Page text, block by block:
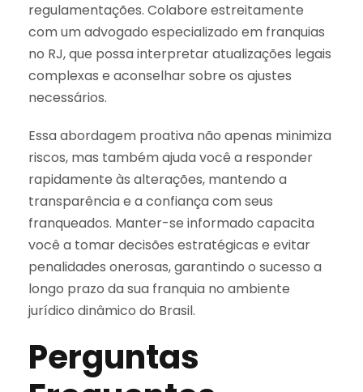
regulamentações. Colabore estreitamente
com um advogado especializado em franquias
no RJ, que possa interpretar atualizações legais
complexas e aconselhar sobre os ajustes
necessários.
Essa abordagem proativa não apenas minimiza
riscos, mas também ajuda você a responder
rapidamente às alterações, mantendo a
transparência e a confiança com seus
franqueados. Manter-se informado capacita
você a tomar decisões estratégicas e evitar
penalidades onerosas, garantindo o sucesso a
longo prazo da sua franquia no ambiente
jurídico dinâmico do Brasil.
Perguntas